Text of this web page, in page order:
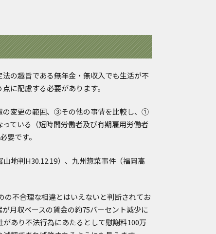
の趣旨である無年金・無収入でも生活が不
に配慮する必要があります。
変更の範囲、③その他の事情を比較し、①
ている（短時間労働者及び有期雇用労働者
要です。
地判H30.12.19）、九州惣菜事件（福岡高
の不合理な相違とはいえないと判断されてお
月収ベースの賃金の約75パーセント減少に
あり不法行為にあたるとして慰謝料100万